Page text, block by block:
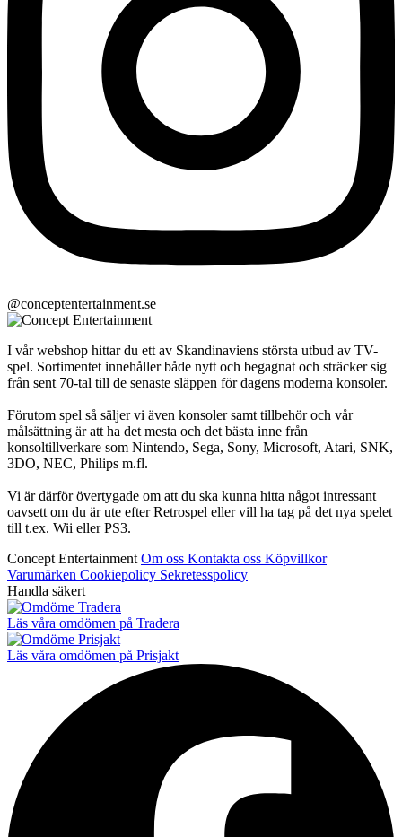
@conceptentertainment.se
I vår webshop hittar du ett av Skandinaviens största utbud av TV-
spel. Sortimentet innehåller både nytt och begagnat och sträcker sig
från sent 70-tal till de senaste släppen för dagens moderna konsoler.
Förutom spel så säljer vi även konsoler samt tillbehör och vår
målsättning är att ha det mesta och det bästa inne från
konsoltillverkare som Nintendo, Sega, Sony, Microsoft, Atari, SNK,
3DO, NEC, Philips m.fl.
Vi är därför övertygade om att du ska kunna hitta något intressant
oavsett om du är ute efter Retrospel eller vill ha tag på det nya spelet
till t.ex. Wii eller PS3.
Concept Entertainment Om oss Kontakta oss Köpvillkor
Varumärken Cookiepolicy Sekretesspolicy
Handla säkert
Läs våra omdömen på Tradera
Läs våra omdömen på Prisjakt